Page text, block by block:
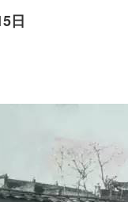
日